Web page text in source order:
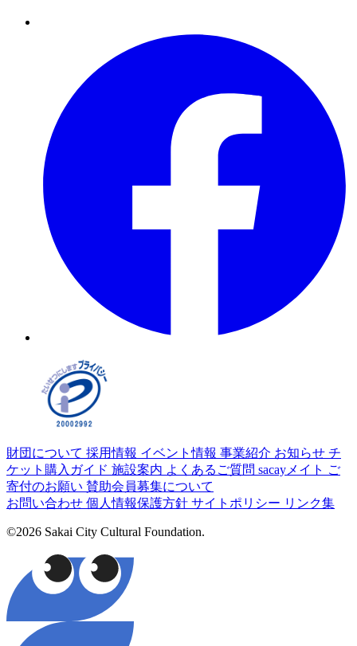
財団について 採用情報 イベント情報 事業紹介 お知らせ チ
ケット購入ガイド 施設案内 よくあるご質問 sacayメイト ご
寄付のお願い 賛助会員募集について
お問い合わせ 個人情報保護方針 サイトポリシー リンク集
©2026 Sakai City Cultural Foundation.